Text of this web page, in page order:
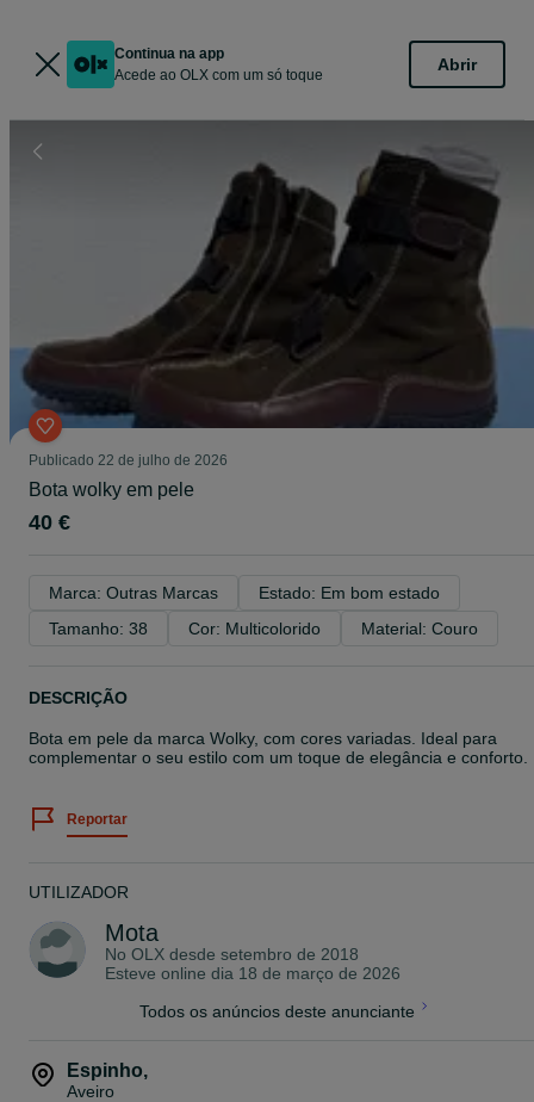
Continua na app
Acede ao OLX com um só toque
Abrir
Publicado 22 de julho de 2026
Bota wolky em pele
40 €
Marca: Outras Marcas
Estado: Em bom estado
Tamanho: 38
Cor: Multicolorido Material: Couro
DESCRIÇÃO
Bota em pele da marca Wolky, com cores variadas. Ideal para
complementar o seu estilo com um toque de elegância e conforto.
Reportar
UTILIZADOR
Mota
No OLX desde setembro de 2018
Esteve online dia 18 de março de 2026
Todos os anúncios deste anunciante
Espinho,
Aveiro